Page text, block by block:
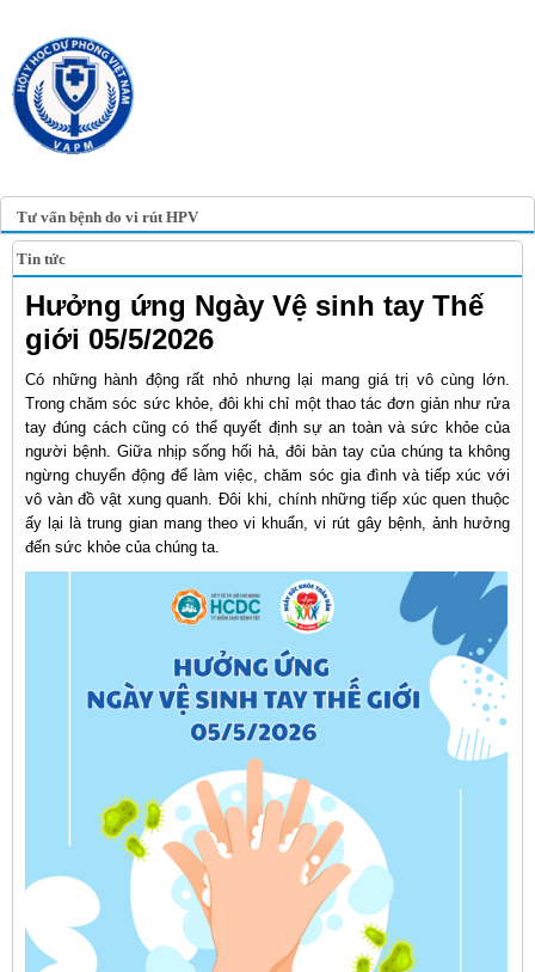
Tư vấn bệnh do vi rút HPV
Tin tức
Hưởng ứng Ngày Vệ sinh tay Thế
giới 05/5/2026
Có những hành động rất nhỏ nhưng lại mang giá trị vô cùng lớn.
Trong chăm sóc sức khỏe, đôi khi chỉ một thao tác đơn giản như rửa
tay đúng cách cũng có thể quyết định sự an toàn và sức khỏe của
người bệnh. Giữa nhịp sống hối hả, đôi bàn tay của chúng ta không
ngừng chuyển động để làm việc, chăm sóc gia đình và tiếp xúc với
vô vàn đồ vật xung quanh. Đôi khi, chính những tiếp xúc quen thuộc
ấy lại là trung gian mang theo vi khuẩn, vi rút gây bệnh, ảnh hưởng
đến sức khỏe của chúng ta.